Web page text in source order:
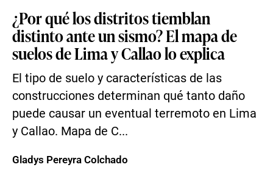
¿Por qué los distritos tiemblan
distinto ante un sismo? El mapa de
suelos de Lima y Callao lo explica
El tipo de suelo y características de las
construcciones determinan qué tanto daño
puede causar un eventual terremoto en Lima
y Callao. Mapa de C...
Gladys Pereyra Colchado